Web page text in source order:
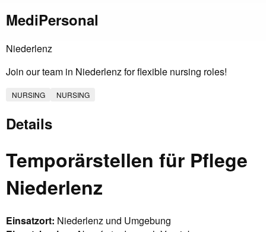
MediPersonal
Niederlenz
Join our team in Niederlenz for flexible nursing roles!
NURSING NURSING
Details
Temporärstellen für Pflege
Niederlenz
Einsatzort: Niederlenz und Umgebung